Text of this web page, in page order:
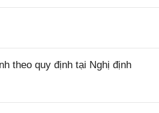
theo quy định tại Nghị định